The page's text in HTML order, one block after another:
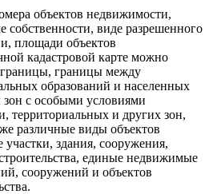
объектов недвижимости,
собственности, виде разрешенного
площади объектов
кадастровой карте можно
границы, границы между
образований и населенных
с особыми условиями
территориальных и других зон,
различные виды объектов
здания, сооружения,
единые недвижимые
сооружений и объектов